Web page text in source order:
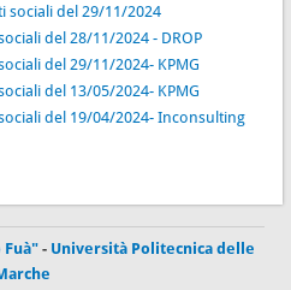
sociali del 29/11/2024
del 28/11/2024 - DROP
del 29/11/2024- KPMG
del 13/05/2024- KPMG
del 19/04/2024- Inconsulting
Fuà" - Università Politecnica delle